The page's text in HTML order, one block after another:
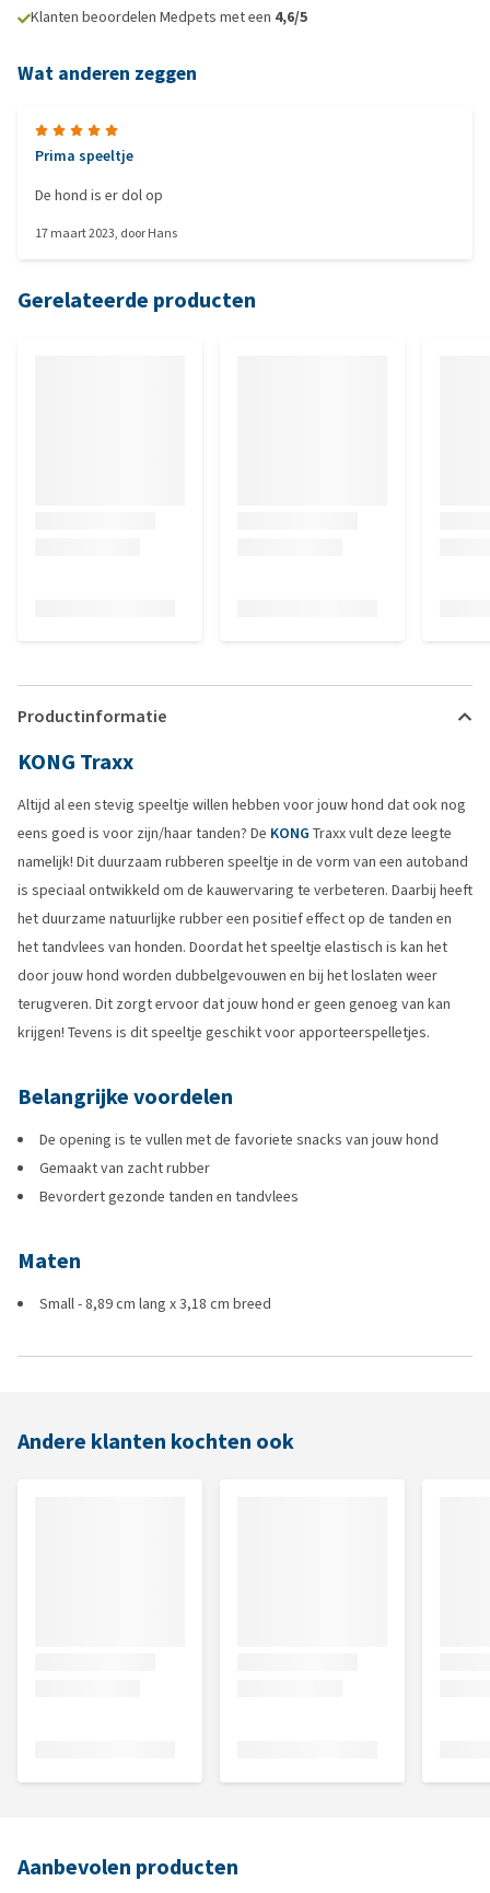
Klanten beoordelen Medpets met een 4,6/5
Wat anderen zeggen
Prima speeltje
De hond is er dol op
17 maart 2023, doorHans
Gerelateerde producten
Productinformatie
KONG Traxx
Altijd al een stevig speeltje willen hebben voor jouw hond dat ook nog
eens goed is voor zijn/haar tanden? De KONG Traxx vult deze leegte
namelijk! Dit duurzaam rubberen speeltje in de vorm van een autoband
is speciaal ontwikkeld om de kauwervaring te verbeteren. Daarbij heeft
het duurzame natuurlijke rubber een positief effect op de tanden en
het tandvlees van honden. Doordat het speeltje elastisch is kan het
door jouw hond worden dubbelgevouwen en bij het loslaten weer
terugveren. Dit zorgt ervoor dat jouw hond er geen genoeg van kan
krijgen! Tevens is dit speeltje geschikt voor apporteerspelletjes.
Belangrijke voordelen
De opening is te vullen met de favoriete snacks van jouw hond
Gemaakt van zacht rubber
Bevordert gezonde tanden en tandvlees
Maten
Small - 8,89 cm lang x 3,18 cm breed
Andere klanten kochten ook
Aanbevolen producten